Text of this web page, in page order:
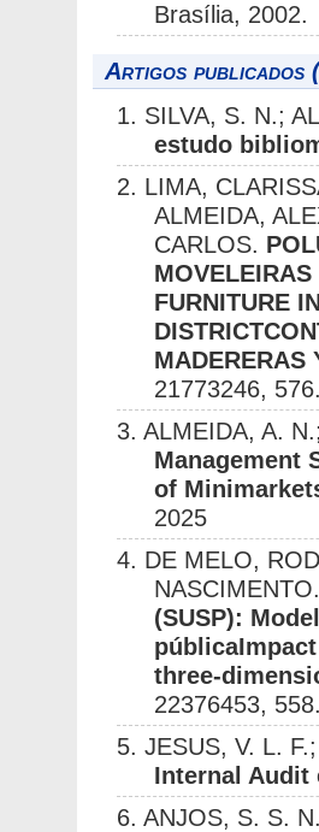
Brasília, 2002.
Artigos publicados
1. SILVA, S. N.;
estudo
2. LIMA,
ALMEIDA,
CARLOS.
FURNITURE
MADERERAS
21773246,
3. ALMEIDA, A.
Management
of
2025
4. DE MELO,
(SUSP):
three-
22376453,
5. JESUS, V. L.
Internal Audit
6. ANJOS, S. S.